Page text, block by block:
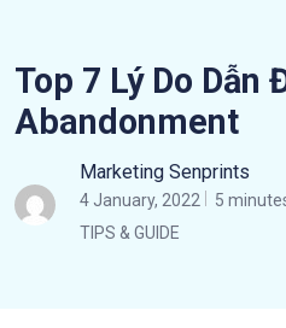
Top 7 Lý Do Dẫn
Abandonment
Marketing Senprints
4 January, 2022
5
TIPS & GUIDE